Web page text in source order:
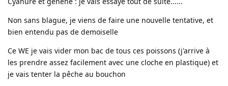
Non sans blague, je viens de faire une nouvelle tentative, et
bien entendu pas de demoiselle
Ce WE je vais vider mon bac de tous ces poissons (j'arrive à
les prendre assez facilement avec une cloche en plastique) et
je vais tenter la pêche au bouchon